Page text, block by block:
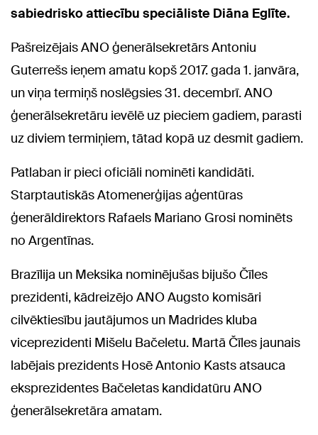
sabiedrisko attiecību speciāliste Diāna Eglīte.
Pašreizējais ANO ģenerālsekretārs Antoniu
Guterrešs ieņem amatu kopš 2017. gada 1. janvāra,
un viņa termiņš noslēgsies 31. decembrī. ANO
ģenerālsekretāru ievēlē uz pieciem gadiem, parasti
uz diviem termiņiem, tātad kopā uz desmit gadiem.
Patlaban ir pieci oficiāli nominēti kandidāti.
Starptautiskās Atomenerģijas aģentūras
ģenerāldirektors Rafaels Mariano Grosi nominēts
no Argentīnas.
Brazīlija un Meksika nominējušas bijušo Čīles
prezidenti, kādreizējo ANO Augsto komisāri
cilvēktiesību jautājumos un Madrides kluba
viceprezidenti Mišelu Bačeletu. Martā Čīles jaunais
labējais prezidents Hosē Antonio Kasts atsauca
eksprezidentes Bačeletas kandidatūru ANO
ģenerālsekretāra amatam.